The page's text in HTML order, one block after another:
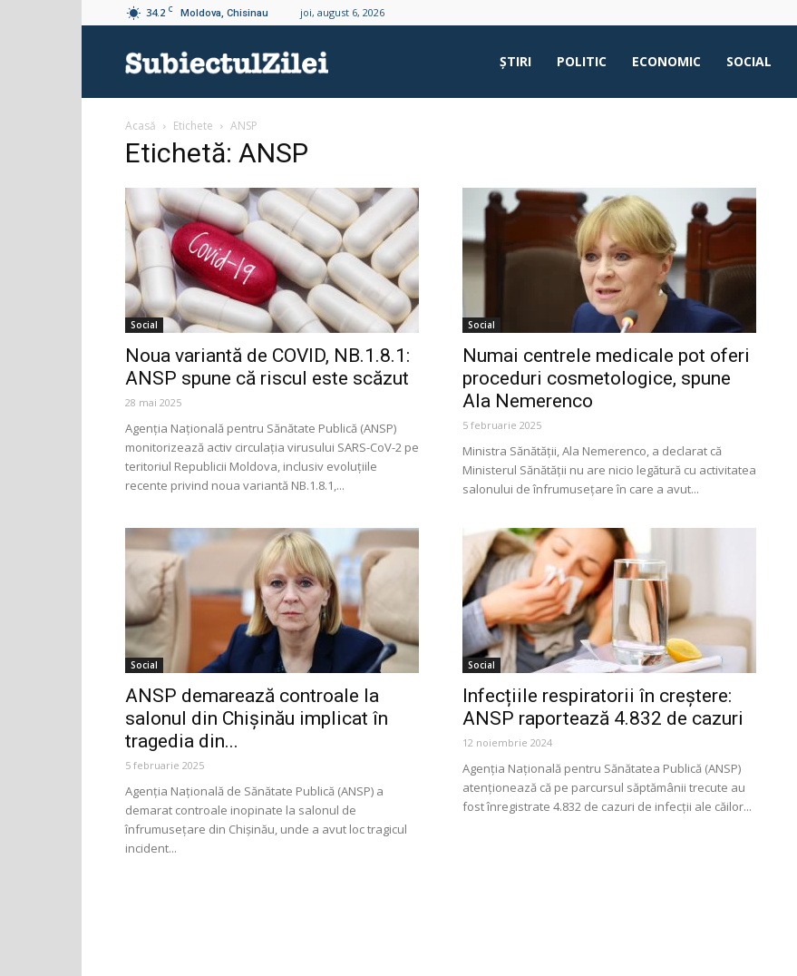
34.2 C Moldova, Chisinau joi, august 6, 2026
ŞTIRI POLITIC ECONOMIC SOCIAL
Acasă Etichete ANSP
Etichetă: ANSP
Social
Noua variantă de COVID, NB.1.8.1:
ANSP spune că riscul este scăzut
28 mai 2025
Agenția Națională pentru Sănătate Publică (ANSP)
monitorizează activ circulația virusului SARS-CoV-2 pe
teritoriul Republicii Moldova, inclusiv evoluțiile
recente privind noua variantă NB.1.8.1,...
Social
Numai centrele medicale pot oferi
proceduri cosmetologice, spune
Ala Nemerenco
5 februarie 2025
Ministra Sănătății, Ala Nemerenco, a declarat că
Ministerul Sănătății nu are nicio legătură cu activitatea
salonului de înfrumusețare în care a avut...
Social
ANSP demarează controale la
salonul din Chișinău implicat în
tragedia din...
5 februarie 2025
Agenția Națională de Sănătate Publică (ANSP) a
demarat controale inopinate la salonul de
înfrumusețare din Chișinău, unde a avut loc tragicul
incident...
Social
Infecțiile respiratorii în creștere:
ANSP raportează 4.832 de cazuri
12 noiembrie 2024
Agenția Națională pentru Sănătatea Publică (ANSP)
atenționează că pe parcursul săptămânii trecute au
fost înregistrate 4.832 de cazuri de infecții ale căilor...